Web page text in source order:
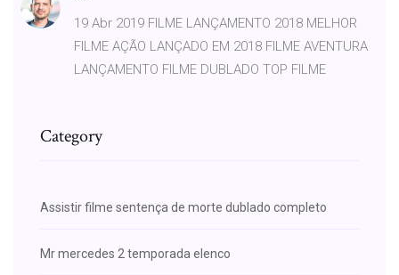
19 Abr 2019 FILME LANÇAMENTO 2018 MELHOR
FILME AÇÃO LANÇADO EM 2018 FILME AVENTURA
LANÇAMENTO FILME DUBLADO TOP FILME
Category
Assistir filme sentença de morte dublado completo
Mr mercedes 2 temporada elenco